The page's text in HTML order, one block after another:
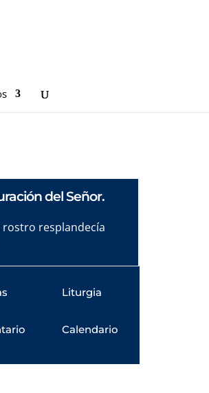
del Señor.
rostro resplandecía
Liturgia
Calendario